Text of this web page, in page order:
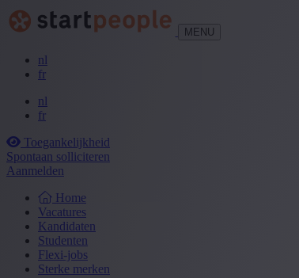
MENU
nl
fr
nl
fr
Toegankelijkheid
Spontaan solliciteren
Aanmelden
Home
Vacatures
Kandidaten
Studenten
Flexi-jobs
Sterke merken